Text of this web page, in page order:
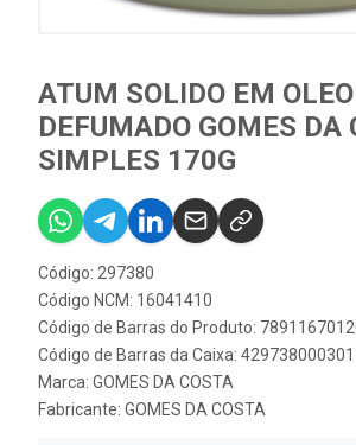
ATUM SOLIDO EM
DEFUMADO GOMES DA
SIMPLES 170G
Código: 297380
Código NCM: 16041410
Código de Barras do Produto:
Código de Barras da Caixa:
Marca: GOMES DA COSTA
Fabricante: GOMES DA COSTA